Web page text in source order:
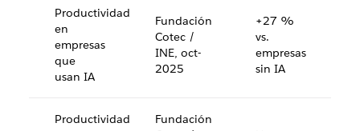
Productividad
en
empresas
que
usan IA
Fundación
Cotec /
INE, oct-
2025
+27 %
vs.
empresas
sin IA
Productividad
Fundación